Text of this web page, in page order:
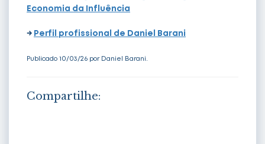
Economia da Influência
→ Perfil profissional de Daniel Barani
Publicado 10/03/26 por Daniel Barani.
Compartilhe: